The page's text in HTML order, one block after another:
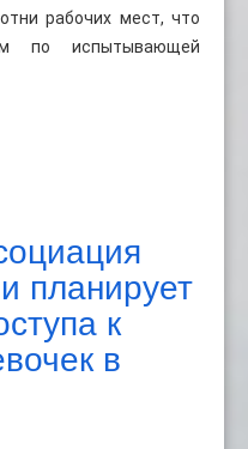
рабочих мест, что
по испытывающей
планирует
к
в